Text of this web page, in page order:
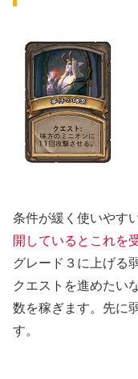
条件が緩く使いやす
開しているとこれを
グレード３に上げる
クエストを進めたい
数を稼ぎます。先に
す。